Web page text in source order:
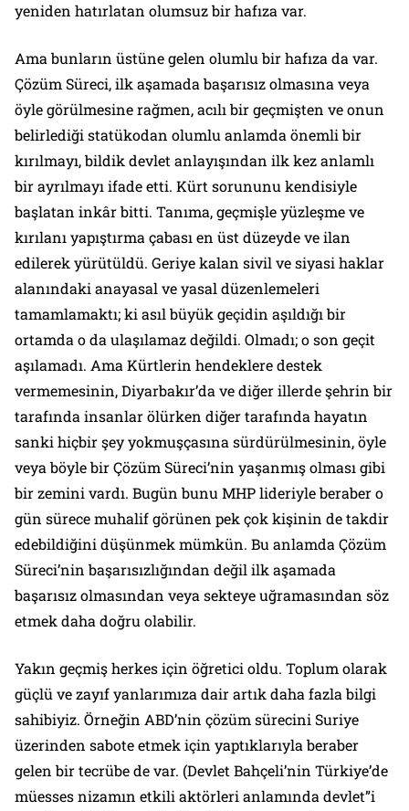
yeniden hatırlatan olumsuz bir hafıza var.
Ama bunların üstüne gelen olumlu bir hafıza da var.
Çözüm Süreci, ilk aşamada başarısız olmasına veya
öyle görülmesine rağmen, acılı bir geçmişten ve onun
belirlediği statükodan olumlu anlamda önemli bir
kırılmayı, bildik devlet anlayışından ilk kez anlamlı
bir ayrılmayı ifade etti. Kürt sorununu kendisiyle
başlatan inkâr bitti. Tanıma, geçmişle yüzleşme ve
kırılanı yapıştırma çabası en üst düzeyde ve ilan
edilerek yürütüldü. Geriye kalan sivil ve siyasi haklar
alanındaki anayasal ve yasal düzenlemeleri
tamamlamaktı; ki asıl büyük geçidin aşıldığı bir
ortamda o da ulaşılamaz değildi. Olmadı; o son geçit
aşılamadı. Ama Kürtlerin hendeklere destek
vermemesinin, Diyarbakır’da ve diğer illerde şehrin bir
tarafında insanlar ölürken diğer tarafında hayatın
sanki hiçbir şey yokmuşçasına sürdürülmesinin, öyle
veya böyle bir Çözüm Süreci’nin yaşanmış olması gibi
bir zemini vardı. Bugün bunu MHP lideriyle beraber o
gün sürece muhalif görünen pek çok kişinin de takdir
edebildiğini düşünmek mümkün. Bu anlamda Çözüm
Süreci’nin başarısızlığından değil ilk aşamada
başarısız olmasından veya sekteye uğramasından söz
etmek daha doğru olabilir.
Yakın geçmiş herkes için öğretici oldu. Toplum olarak
güçlü ve zayıf yanlarımıza dair artık daha fazla bilgi
sahibiyiz. Örneğin ABD’nin çözüm sürecini Suriye
üzerinden sabote etmek için yaptıklarıyla beraber
gelen bir tecrübe de var. (Devlet Bahçeli’nin Türkiye’de
müesses nizamın etkili aktörleri anlamında devlet”i